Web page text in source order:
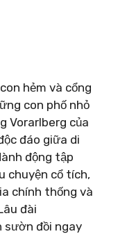
hẻm và cổng
con phố nhỏ
Vorarlberg của
đáo giữa di
động tập
chuyện cổ tích,
chính thống và
đài
đồi ngay